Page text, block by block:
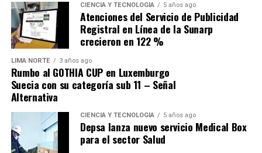
Comparte esto:
CIENCIA Y TECNOLOGÍA 5 años ago
Atenciones del Servicio de Publicidad
Registral en Línea de la Sunarp
crecieron en 122 %
LIMA NORTE 3 años ago
Rumbo al GOTHIA CUP en Luxemburgo
Suecia con su categoría sub 11 – Señal
Alternativa
CIENCIA Y TECNOLOGÍA 5 años ago
Depsa lanza nuevo servicio Medical Box
para el sector Salud